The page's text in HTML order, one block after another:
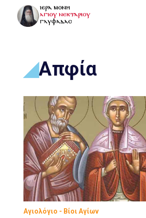
Απφία
Αγιολόγιο - Βίοι Αγίων